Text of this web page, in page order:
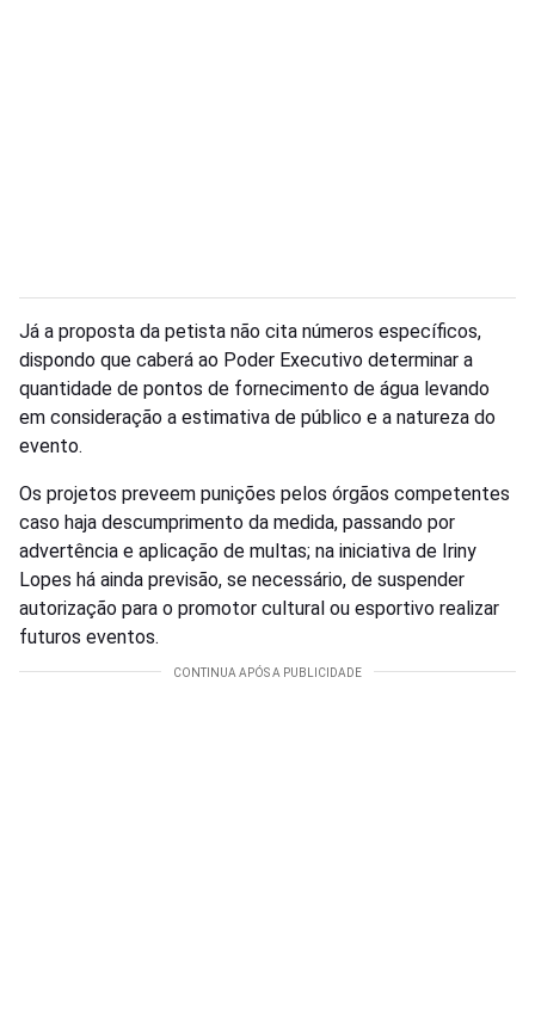
Já a proposta da petista não cita números específicos,
dispondo que caberá ao Poder Executivo determinar a
quantidade de pontos de fornecimento de água levando
em consideração a estimativa de público e a natureza do
evento.
Os projetos preveem punições pelos órgãos competentes
caso haja descumprimento da medida, passando por
advertência e aplicação de multas; na iniciativa de Iriny
Lopes há ainda previsão, se necessário, de suspender
autorização para o promotor cultural ou esportivo realizar
futuros eventos.